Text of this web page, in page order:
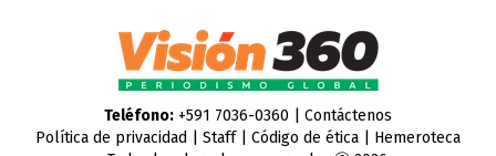
Teléfono:+591 7036-0360 | Contáctenos
Política de privacidad
Staff| Código de ética| Hemeroteca